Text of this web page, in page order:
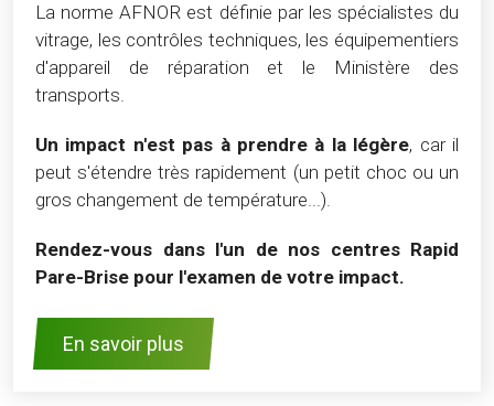
La norme AFNOR est définie par les spécialistes du
vitrage, les contrôles techniques, les équipementiers
d'appareil de réparation et le Ministère des
transports.
Un impact n'est pas à prendre à la légère, car il
peut s'étendre très rapidement (un petit choc ou un
gros changement de température...).
Rendez-vous dans l'un de nos centres Rapid
Pare-Brise pour l'examen de votre impact.
En savoir plus